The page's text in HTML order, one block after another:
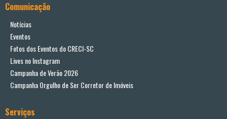
Comunicação
Notícias
Eventos
Fotos dos Eventos do CRECI-SC
Lives no Instagram
Campanha de Verão 2026
Campanha Orgulho de Ser Corretor de Imóveis
Serviços